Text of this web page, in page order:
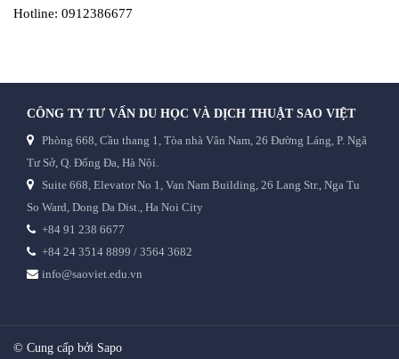
Hotline: 0912386677
CÔNG TY TƯ VẤN DU HỌC VÀ DỊCH THUẬT SAO VIỆT
Phòng 668, Cầu thang 1, Tòa nhà Vân Nam, 26 Đường Láng, P. Ngã
Tư Sở, Q. Đống Đa, Hà Nội.
Suite 668, Elevator No 1, Van Nam Building, 26 Lang Str., Nga Tu
So Ward, Dong Da Dist., Ha Noi City
+84 91 238 6677
+84 24 3514 8899 / 3564 3682
info@saoviet.edu.vn
© Cung cấp bởi Sapo